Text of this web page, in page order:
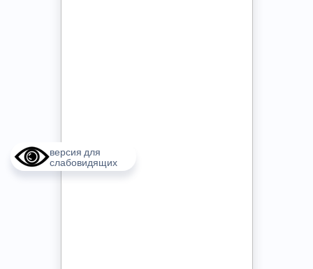
версия для
слабовидящих